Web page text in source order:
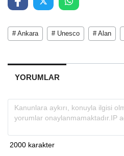
# Ankara # Unesco # Alan
YORUMLAR